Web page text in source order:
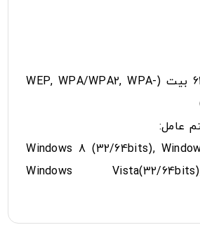
پشتیبانی از 64,128 بیت (WEP, WPA/WPA2, WPA-
عامل:
(Windows 8 (32/64bits),
Windows Vista(32/